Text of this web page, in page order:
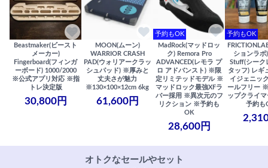
Beastmaker(ビースト
メーカー)
Fingerboard(フィンガ
ーボード) 1000/2000
※公式アプリ対応 ※指
トレ決定版
30,800円
MOON(ムーン)
WARRIOR CRASH
PAD(ウォリアークラッ
シュパッド) ※厚みと
丈夫さが魅力
※130×100×12cm 6kg
61,600円
予約もOK
MadRock(マッドロッ
ク) Remora Pro
ADVANCED(レモラ プ
ロ アドバンスト) ※限
定リミテッドモデル ※
マッドロック最強XFラ
バー採用 ※異次元のフ
リクション ※予約も
OK
28,600円
予約もOK
ションラボ
Stuff(シーク
タッフ) レギ
イジェニッ
ールフリー
ップクライ
予約も
オトクなセールやセット